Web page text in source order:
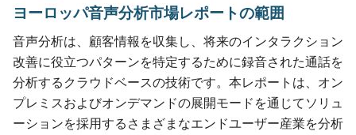
ヨーロッパ音声分析市場レポートの範囲
音声分析は、顧客情報を収集し、将来のインタラクション
改善に役立つパターンを特定するために録音された通話を
分析するクラウドベースの技術です。本レポートは、オン
プレミスおよびオンデマンドの展開モードを通じてソリュ
ーションを採用するさまざまなエンドユーザー産業を分析